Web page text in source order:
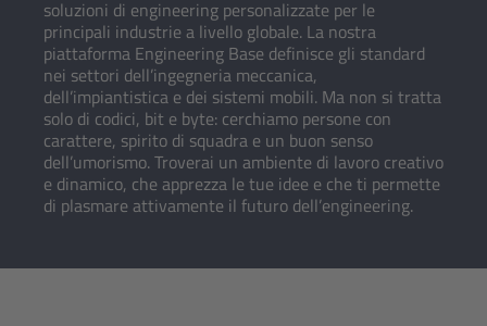
soluzioni di engineering personalizzate per le
principali industrie a livello globale. La nostra
piattaforma Engineering Base definisce gli standard
nei settori dell’ingegneria meccanica,
dell’impiantistica e dei sistemi mobili. Ma non si tratta
solo di codici, bit e byte: cerchiamo persone con
carattere, spirito di squadra e un buon senso
dell’umorismo. Troverai un ambiente di lavoro creativo
e dinamico, che apprezza le tue idee e che ti permette
di plasmare attivamente il futuro dell’engineering.